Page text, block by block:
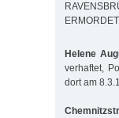
Helene
verhaftet,
dort am